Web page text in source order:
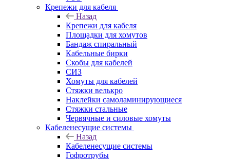
Крепежи для кабеля
Назад
Крепежи для кабеля
Площадки для хомутов
Бандаж спиральный
Кабельные бирки
Cкобы для кабелей
СИЗ
Хомуты для кабелей
Стяжки велькро
Наклейки самоламинирующиеся
Стяжки стальные
Червячные и силовые хомуты
Кабеленесущие системы
Назад
Кабеленесущие системы
Гофротрубы